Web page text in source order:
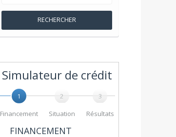
RECHERCHER
Simulateur de crédit
1
Financement
2
Situation
3
Résultats
FINANCEMENT